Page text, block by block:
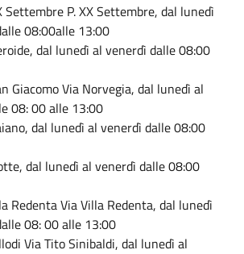
Settembre P. XX Settembre, dal lunedì
08:00alle 13:00
dal lunedì al venerdì dalle 08:00
GiacomoVia Norvegia, dal lunedì al
08:00alle 13:00
dal lunedì al venerdì dalle 08:00
dal lunedì al venerdì dalle 08:00
RedentaVia Villa Redenta, dal lunedì
08:00alle 13:00
Via Tito Sinibaldi, dal lunedì al